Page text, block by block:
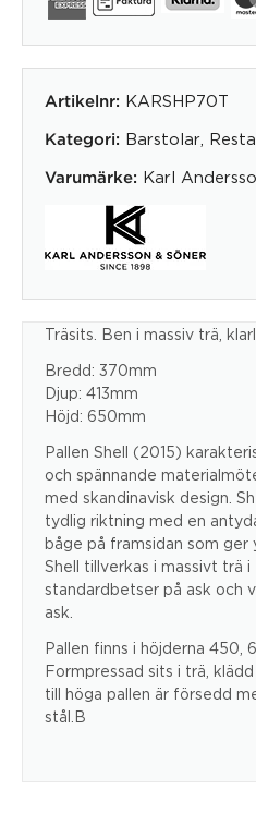
Artikelnr: KARSHP70T
Kategori: Barstolar
Varumärke: Karl
Träsits. Ben i massiv trä,
Bredd: 370mm
Djup: 413mm
Höjd: 650mm
Pallen Shell (2015)
och spännande
med skandinavisk design.
tydlig riktning med en
båge på framsidan som
Shell tillverkas i massivt trä i
standardbetser på ask och
ask.
Pallen finns i höjderna 450,
Formpressad sits i trä,
till höga pallen är försedd
stål.B